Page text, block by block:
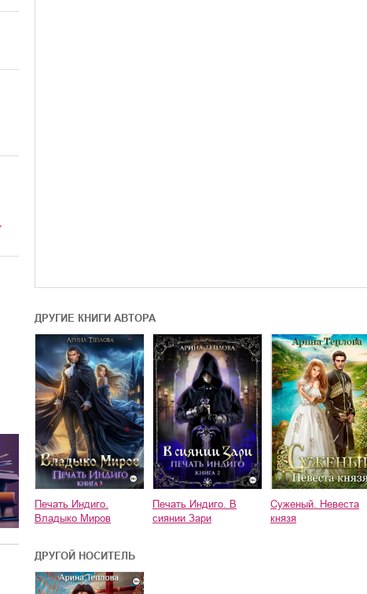
ДРУГИЕ КНИГИ АВТОРА
Печать Индиго.
Владыко Миров
Печать Индиго. В
сиянии Зари
Суженый. Невеста
князя
ДРУГОЙ НОСИТЕЛЬ